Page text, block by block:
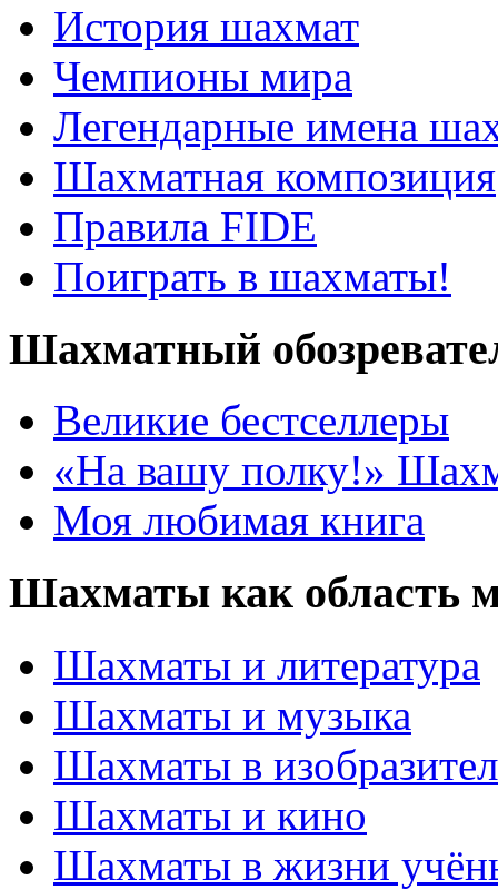
История шахмат
Чемпионы мира
Легендарные имена
Шахматная композиция
Правила FIDE
Поиграть в шахматы!
Шахматный
Великие бестселлеры
«На вашу полку!»
Моя любимая книга
Шахматы как область
Шахматы и литература
Шахматы и музыка
Шахматы в
Шахматы и кино
Шахматы в жизни